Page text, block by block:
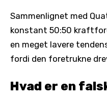
Sammenlignet med
konstant 50:50
en meget lavere
fordi den foretrukne
Hvad er en